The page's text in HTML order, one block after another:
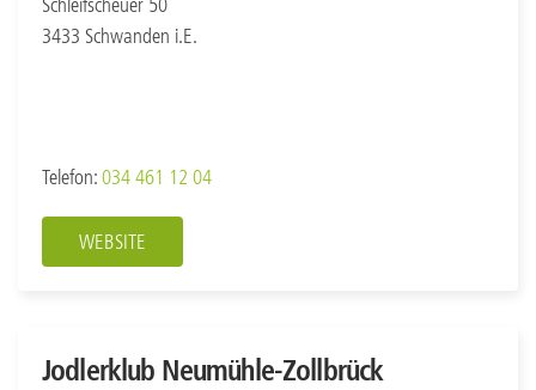
Schleifscheuer 50
3433 Schwanden i.E.
Telefon: 034 461 12 04
WEBSITE
Jodlerklub Neumühle-Zollbrück